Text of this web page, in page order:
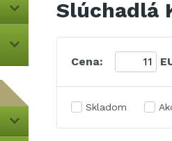
Slúchadlá
Cena:
Skladom